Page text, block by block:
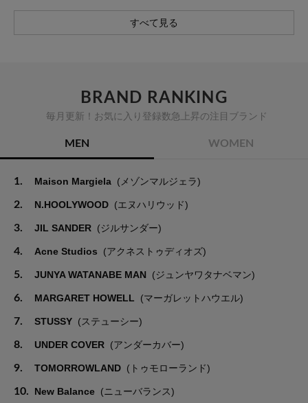
すべて見る
BRAND RANKING
毎月更新！お気に入り登録数急上昇の注目ブランド
MEN WOMEN
1. Maison Margiela (メゾンマルジェラ)
2. N.HOOLYWOOD (エヌハリウッド)
3. JIL SANDER (ジルサンダー)
4. Acne Studios (アクネストゥディオズ)
5. JUNYA WATANABE MAN (ジュンヤワタナベマン)
6. MARGARET HOWELL (マーガレットハウエル)
7. STUSSY (ステューシー)
8. UNDER COVER (アンダーカバー)
9. TOMORROWLAND (トゥモローランド)
10. New Balance (ニューバランス)